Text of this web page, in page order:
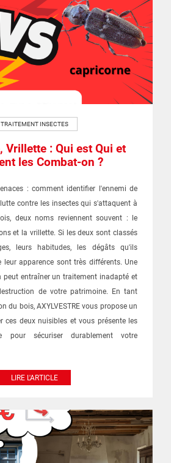
TRAITEMENT INSECTES
Vrillette : Qui est Qui et
les Combat-on ?
: comment identifier l'ennemi de
contre les insectes qui s'attaquent à
deux noms reviennent souvent : le
et la vrillette. Si les deux sont classés
leurs habitudes, les dégâts qu'ils
leur apparence sont très différents. Une
peut entraîner un traitement inadapté et
de votre patrimoine. En tant
du bois, AXYLVESTRE vous propose un
ces deux nuisibles et vous présente les
pour sécuriser durablement votre
LIRE L'ARTICLE